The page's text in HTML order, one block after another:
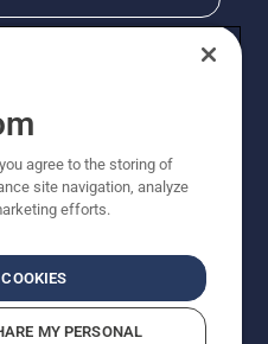
rights reserved. Priserna
cirkapriser. Alla angivna
försäljningspriser (inkl.
tillgänglig för direkt köp.
Sekretessmeddelande
agree to the storing of
site navigation, analyze
efforts.
MY PERSONAL